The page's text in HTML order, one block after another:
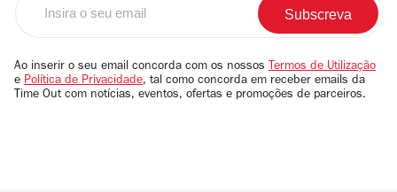
email
Ao inserir o seu email concorda com os nossos Termos de Utilização
e Política de Privacidade, tal como concorda em receber emails da
Time Out com notícias, eventos, ofertas e promoções de parceiros.